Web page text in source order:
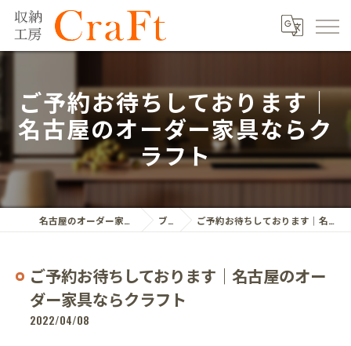
ご予約お待ちしております｜
名古屋のオーダー家具ならク
ラフト
名古屋のオーダー家具ならクラフト株式会社 ブログ ご予約お待ちしております｜名古屋のオーダー家具ならクラフト
ご予約お待ちしております｜名古屋のオー
ダー家具ならクラフト
2022/04/08